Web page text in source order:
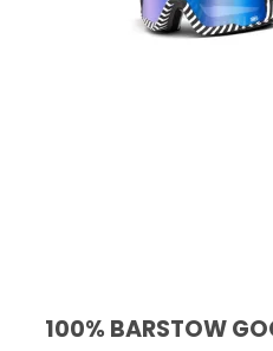
100% BARSTOW